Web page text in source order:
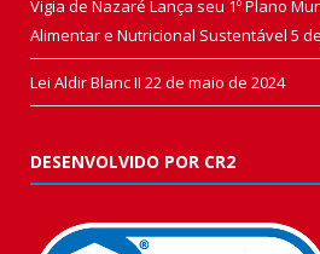
Vigia de Nazaré Lança seu 1º Plano
Alimentar e Nutricional Sustentável 5
Lei Aldir Blanc II 22 de maio de 2024
DESENVOLVIDO POR CR2